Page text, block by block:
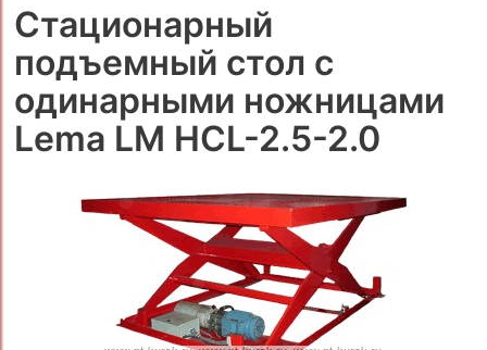
Стационарный
подъемный стол с
одинарными ножницами
Lema LM HCL-2.5-2.0